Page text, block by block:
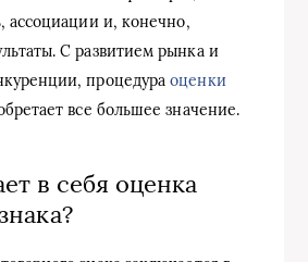
ассоциации и, конечно,
С развитием рынка и
процедураоценки
все большее значение.
в себя оценка